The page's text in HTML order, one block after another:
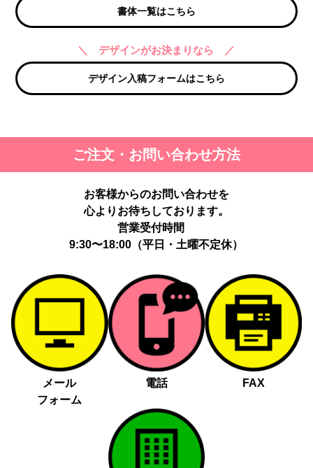
書体一覧はこちら
＼ デザインがお決まりなら ／
デザイン入稿フォームはこちら
ご注文・お問い合わせ方法
お客様からのお問い合わせを
心よりお待ちしております。
営業受付時間
9:30〜18:00（平日・土曜不定休）
メール
フォーム
電話 FAX